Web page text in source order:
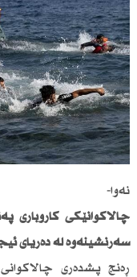
نەوا-
سەرنشینەوە لە دەریای
ڕەنج پشدەری چالاكوانی